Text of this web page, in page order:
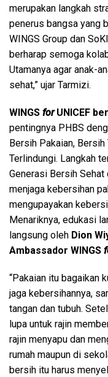
merupakan langkah
penerus bangsa yang
WINGS Group dan
berharap semoga
Utamanya agar anak-
sehat,” ujar Tarmizi.
WINGS forUNICEF
pentingnya PHBS
Bersih Pakaian,
Terlindungi. Langkah
Generasi Bersih Sehat
menjaga kebersihan
mengupayakan
Menariknya, edukasi
langsung oleh Dion
Ambassador WINGS
“Pakaian itu bagaikan
jaga kebersihannya,
tangan dan tubuh.
lupa untuk rajin
rajin menyapu dan
rumah maupun di
bersih itu harus